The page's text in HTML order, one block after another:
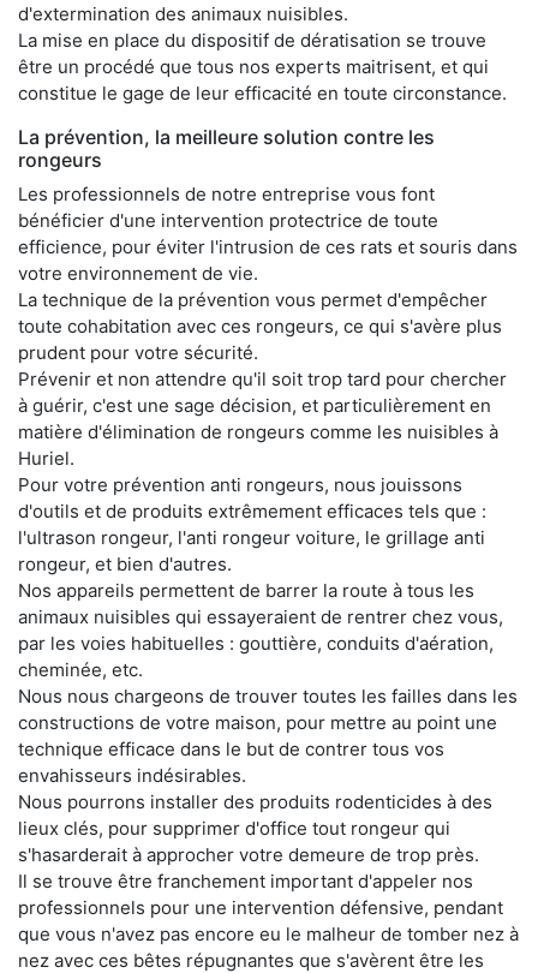
d'extermination des animaux nuisibles.
La mise en place du dispositif de dératisation se trouve
être un procédé que tous nos experts maitrisent, et qui
constitue le gage de leur efficacité en toute circonstance.
La prévention, la meilleure solution contre les
rongeurs
Les professionnels de notre entreprise vous font
bénéficier d'une intervention protectrice de toute
efficience, pour éviter l'intrusion de ces rats et souris dans
votre environnement de vie.
La technique de la prévention vous permet d'empêcher
toute cohabitation avec ces rongeurs, ce qui s'avère plus
prudent pour votre sécurité.
Prévenir et non attendre qu'il soit trop tard pour chercher
à guérir, c'est une sage décision, et particulièrement en
matière d'élimination de rongeurs comme les nuisibles à
Huriel.
Pour votre prévention anti rongeurs, nous jouissons
d'outils et de produits extrêmement efficaces tels que :
l'ultrason rongeur, l'anti rongeur voiture, le grillage anti
rongeur, et bien d'autres.
Nos appareils permettent de barrer la route à tous les
animaux nuisibles qui essayeraient de rentrer chez vous,
par les voies habituelles : gouttière, conduits d'aération,
cheminée, etc.
Nous nous chargeons de trouver toutes les failles dans les
constructions de votre maison, pour mettre au point une
technique efficace dans le but de contrer tous vos
envahisseurs indésirables.
Nous pourrons installer des produits rodenticides à des
lieux clés, pour supprimer d'office tout rongeur qui
s'hasarderait à approcher votre demeure de trop près.
Il se trouve être franchement important d'appeler nos
professionnels pour une intervention défensive, pendant
que vous n'avez pas encore eu le malheur de tomber nez à
nez avec ces bêtes répugnantes que s'avèrent être les